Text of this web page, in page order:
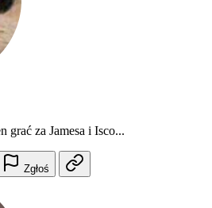
grać za Jamesa i Isco...
Zgłoś